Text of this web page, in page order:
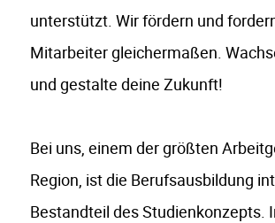
unterstützt. Wir fördern und
Mitarbeiter gleichermaßen.
und gestalte deine Zukunft!
Bei uns, einem der größten
Region, ist die Berufsausbildung
Bestandteil des Studienkonzepts.